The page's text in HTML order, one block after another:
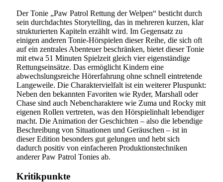
Der Tonie „Paw Patrol Rettung der Welpen“ besticht durch
sein durchdachtes Storytelling, das in mehreren kurzen, klar
strukturierten Kapiteln erzählt wird. Im Gegensatz zu
einigen anderen Tonie-Hörspielen dieser Reihe, die sich oft
auf ein zentrales Abenteuer beschränken, bietet dieser Tonie
mit etwa 51 Minuten Spielzeit gleich vier eigenständige
Rettungseinsätze. Das ermöglicht Kindern eine
abwechslungsreiche Hörerfahrung ohne schnell eintretende
Langeweile. Die Charaktervielfalt ist ein weiterer Pluspunkt:
Neben den bekannten Favoriten wie Ryder, Marshall oder
Chase sind auch Nebencharaktere wie Zuma und Rocky mit
eigenen Rollen vertreten, was den Hörspielinhalt lebendiger
macht. Die Animation der Geschichten – also die lebendige
Beschreibung von Situationen und Geräuschen – ist in
dieser Edition besonders gut gelungen und hebt sich
dadurch positiv von einfacheren Produktionstechniken
anderer Paw Patrol Tonies ab.
Kritikpunkte